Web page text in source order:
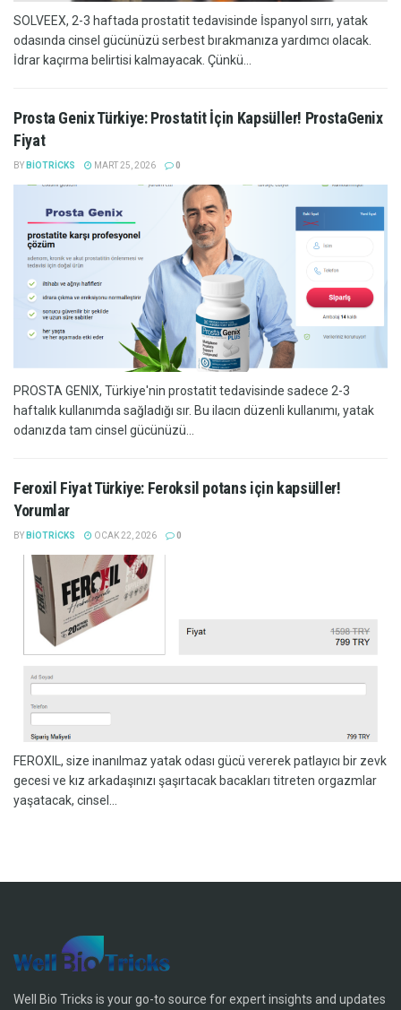
SOLVEEX, 2-3 haftada prostatit tedavisinde İspanyol sırrı, yatak
odasında cinsel gücünüzü serbest bırakmanıza yardımcı olacak.
İdrar kaçırma belirtisi kalmayacak. Çünkü...
Prosta Genix Türkiye: Prostatit İçin Kapsüller! ProstaGenix
Fiyat
BY BIOTRICKS MART 25, 2026 0
PROSTA GENIX, Türkiye'nin prostatit tedavisinde sadece 2-3
haftalık kullanımda sağladığı sır. Bu ilacın düzenli kullanımı, yatak
odanızda tam cinsel gücünüzü...
Feroxil Fiyat Türkiye: Feroksil potans için kapsüller!
Yorumlar
BY BIOTRICKS OCAK 22, 2026 0
FEROXIL, size inanılmaz yatak odası gücü vererek patlayıcı bir zevk
gecesi ve kız arkadaşınızı şaşırtacak bacakları titreten orgazmlar
yaşatacak, cinsel...
Well Bio Tricks is your go-to source for expert insights and updates